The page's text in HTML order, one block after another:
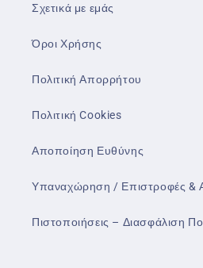
Σχετικά με εμάς
Όροι Χρήσης
Πολιτική Απορρήτου
Πολιτική Cookies
Αποποίηση Ευθύνης
Υπαναχώρηση / Επιστροφές &
Πιστοποιήσεις – Διασφάλιση